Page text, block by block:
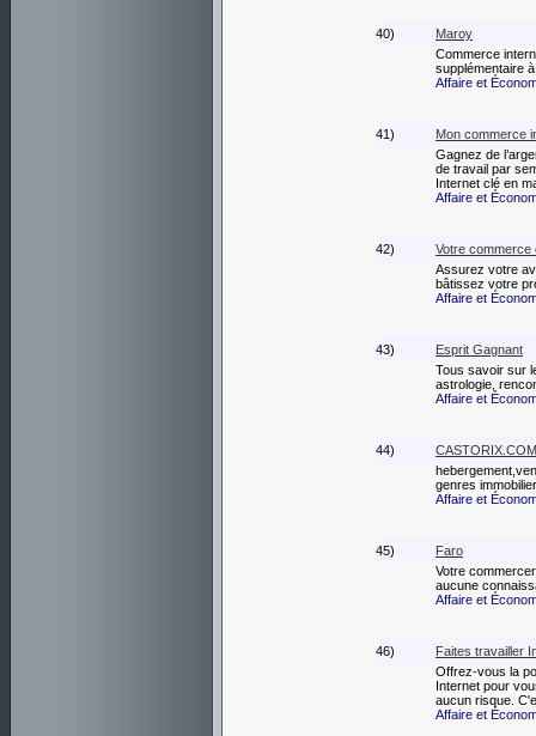
40)
Maroy
Commerce
supplémentaire
Affaire et
41)
Mon commerce
Gagnez de
de travail par
Internet clé en
Affaire et
42)
Votre commerce
Assurez votre
bâtissez votre
Affaire et
43)
Esprit Gagnant
Tous savoir sur
astrologie,
Affaire et
44)
CASTORIX.COM
genres
Affaire et
45)
Faro
Votre
aucune
Affaire et
46)
Faites travailler
Offrez-vous la
Internet pour
aucun risque.
Affaire et